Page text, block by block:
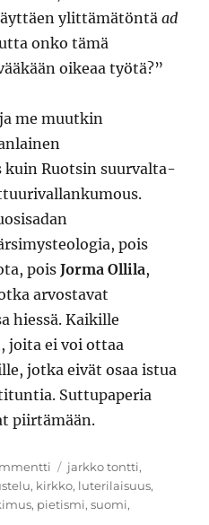
ylittämätöntäad
onko tämä
oikeaa työtä?”
me muutkin
Ruotsin suurvalta-
pois
poisJorma Ollila,
arvostavat
hiessä. Kaikille
joita ei voi ottaa
jotka eivät osaa istua
Suttupaperia
piirtämään.
Avainsanat
jarkko tontti,
, kirkko, luterilaisuus,
, pietismi,suomi,